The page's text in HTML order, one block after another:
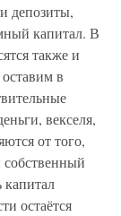
депозиты,
капитал. В
также и
в
векселя,
от того,
капитал
остаётся